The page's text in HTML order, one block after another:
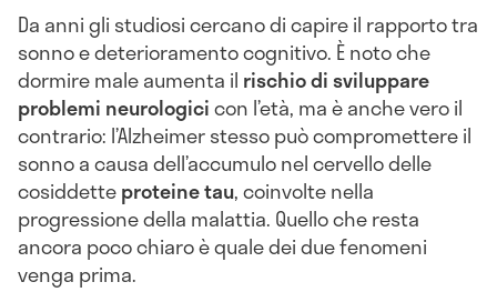
Da anni gli studiosi cercano di capire il rapporto tra
sonno e deterioramento cognitivo. È noto che
dormire male aumenta il rischio di sviluppare
problemi neurologicicon l’età, ma è anche vero il
contrario: l’Alzheimer stesso può compromettere il
sonno a causa dell’accumulo nel cervello delle
cosiddetteproteine tau, coinvolte nella
progressione della malattia. Quello che resta
ancora poco chiaro è quale dei due fenomeni
venga prima.